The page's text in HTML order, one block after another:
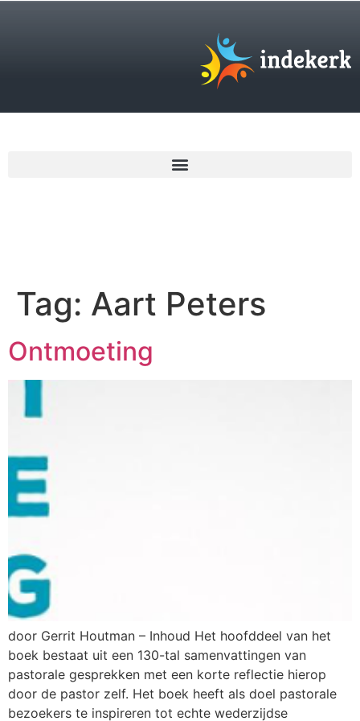
Tag: Aart Peters
Ontmoeting
door Gerrit Houtman – Inhoud Het hoofddeel van het
boek bestaat uit een 130-tal samenvattingen van
pastorale gesprekken met een korte reflectie hierop
door de pastor zelf. Het boek heeft als doel pastorale
bezoekers te inspireren tot echte wederzijdse